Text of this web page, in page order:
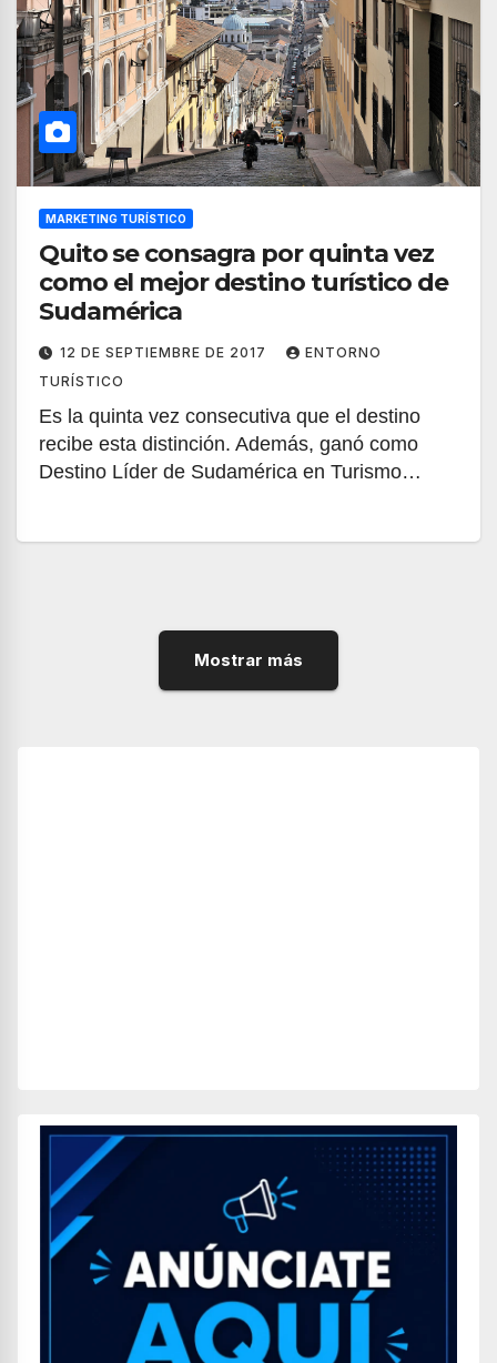
MARKETING TURÍSTICO
Quito se consagra por quinta vez
como el mejor destino turístico de
Sudamérica
12 DE SEPTIEMBRE DE 2017
ENTORNO
TURÍSTICO
Es la quinta vez consecutiva que el destino
recibe esta distinción. Además, ganó como
Destino Líder de Sudamérica en Turismo…
Mostrar más